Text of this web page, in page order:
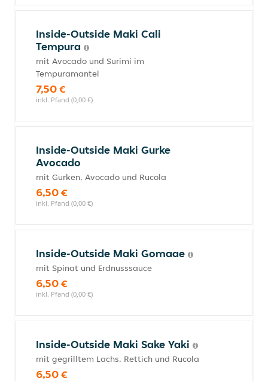
Inside-Outside Maki Cali
Tempura
mit Avocado und Surimi im
Tempuramantel
7,50 €
inkl. Pfand (0,00 €)
Inside-Outside Maki Gurke
Avocado
mit Gurken, Avocado und Rucola
6,50 €
inkl. Pfand (0,00 €)
Inside-Outside Maki Gomaae
mit Spinat und Erdnusssauce
6,50 €
inkl. Pfand (0,00 €)
Inside-Outside Maki Sake Yaki
mit gegrilltem Lachs, Rettich und Rucola
6,50 €